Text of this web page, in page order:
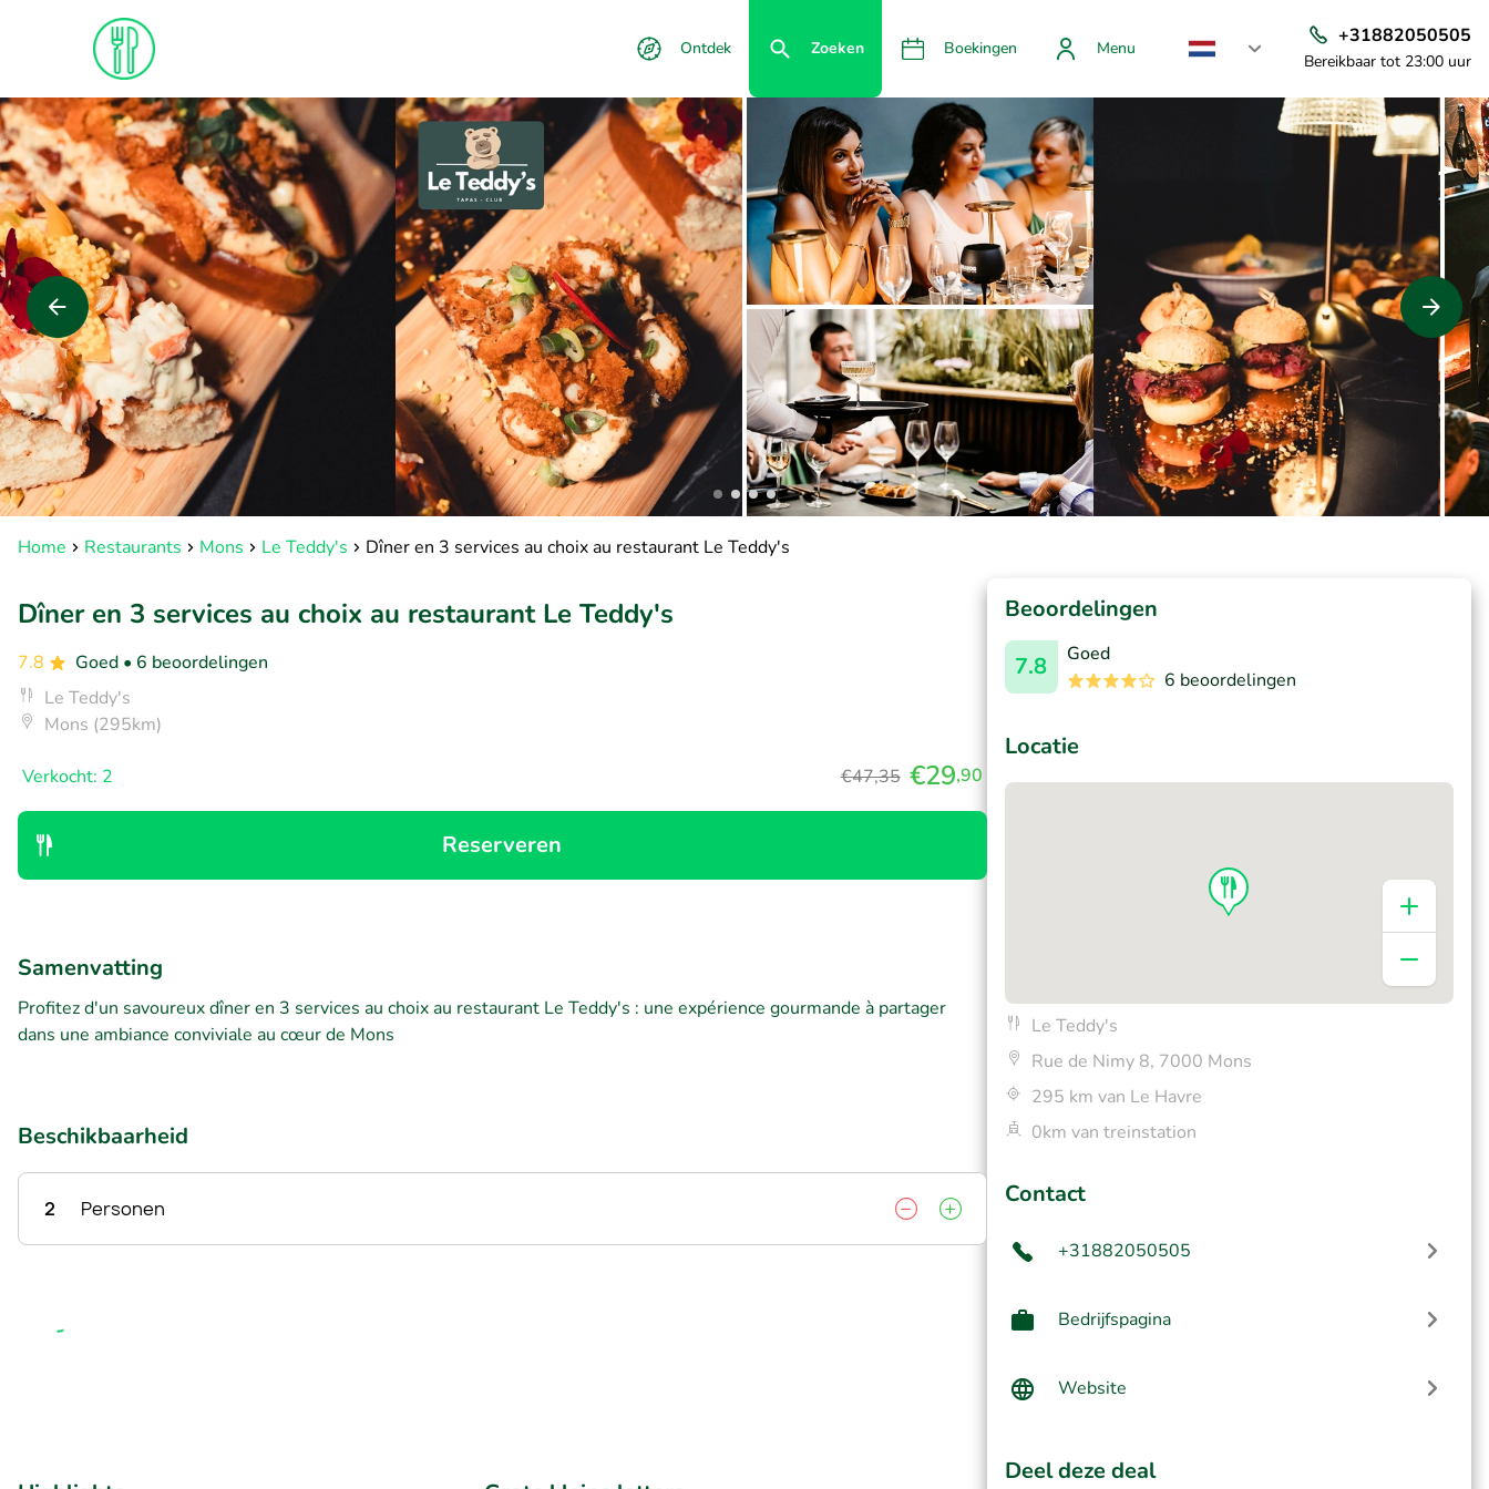
Ontdek Zoeken Boekingen Menu
+31882050505
Bereikbaar tot 23:00 uur
Home Restaurants Mons Le Teddy's Dîner en 3 services au choix au restaurant Le Teddy's
Dîner en 3 services au choix au restaurant Le Teddy's
7.8 Goed • 6 beoordelingen
Le Teddy's
Mons (295km)
Verkocht: 2 €47,35 €29,90
Reserveren
Samenvatting
Profitez d'un savoureux dîner en 3 services au choix au restaurant Le Teddy's : une expérience gourmande à partager
dans une ambiance conviviale au cœur de Mons
Beschikbaarheid
2 Personen
Beoordelingen
7.8
Goed
6 beoordelingen
Locatie
Le Teddy's
Rue de Nimy 8, 7000 Mons
295 km van Le Havre
0km van treinstation
Contact
+31882050505
Bedrijfspagina
Website
Deel deze deal